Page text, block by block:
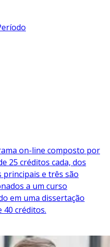
on-line composto por
25 créditos cada, dos
principais e três são
a um curso
em uma dissertação
40 créditos.